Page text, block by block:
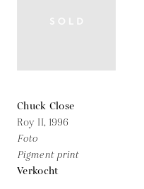
Chuck Close
Roy II, 1996
Foto
Pigment print
Verkocht